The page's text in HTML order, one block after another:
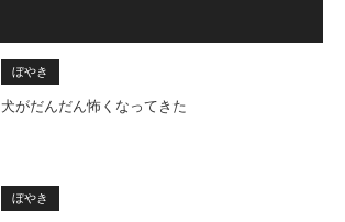
ぼやき
犬がだんだん怖くなってきた
ぼやき